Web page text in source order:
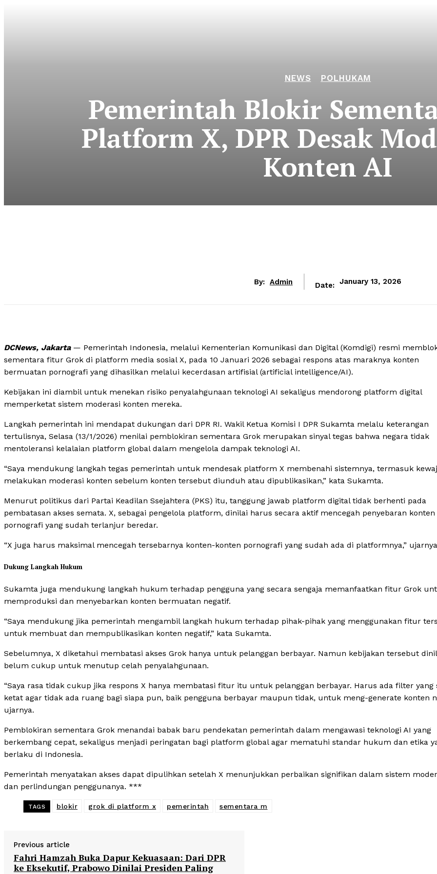
NEWS POLHUKAM
Pemerintah Blokir
Platform X, DPR Desak
Konten AI
By: Admin Date: January 13, 2026
DCNews, Jakarta— Pemerintah Indonesia, melalui Kementerian Komunikasi dan Digital (Komdigi) resmi
sementara fitur Grok di platform media sosial X, pada 10 Januari 2026 sebagai respons atas maraknya konten
bermuatan pornografi yang dihasilkan melalui kecerdasan artifisial (artificial intelligence/AI).
Kebijakan ini diambil untuk menekan risiko penyalahgunaan teknologi AI sekaligus mendorong platform digital
memperketat sistem moderasi konten mereka.
Langkah pemerintah ini mendapat dukungan dari DPR RI. Wakil Ketua Komisi I DPR Sukamta melalu keterangan
tertulisnya, Selasa (13/1/2026) menilai pemblokiran sementara Grok merupakan sinyal tegas bahwa negara tidak
mentoleransi kelalaian platform global dalam mengelola dampak teknologi AI.
“Saya mendukung langkah tegas pemerintah untuk mendesak platform X membenahi sistemnya, termasuk
melakukan moderasi konten sebelum konten tersebut diunduh atau dipublikasikan,” kata Sukamta.
Menurut politikus dari Partai Keadilan Ssejahtera (PKS) itu, tanggung jawab platform digital tidak berhenti pada
pembatasan akses semata. X, sebagai pengelola platform, dinilai harus secara aktif mencegah penyebaran konten
pornografi yang sudah terlanjur beredar.
“X juga harus maksimal mencegah tersebarnya konten-konten pornografi yang sudah ada di platformnya,”
Dukung Langkah Hukum
Sukamta juga mendukung langkah hukum terhadap pengguna yang secara sengaja memanfaatkan fitur Grok
memproduksi dan menyebarkan konten bermuatan negatif.
“Saya mendukung jika pemerintah mengambil langkah hukum terhadap pihak-pihak yang menggunakan fitur
untuk membuat dan mempublikasikan konten negatif,” kata Sukamta.
Sebelumnya, X diketahui membatasi akses Grok hanya untuk pelanggan berbayar. Namun kebijakan tersebut
belum cukup untuk menutup celah penyalahgunaan.
“Saya rasa tidak cukup jika respons X hanya membatasi fitur itu untuk pelanggan berbayar. Harus ada filter yang
ketat agar tidak ada ruang bagi siapa pun, baik pengguna berbayar maupun tidak, untuk meng-generate konten
ujarnya.
Pemblokiran sementara Grok menandai babak baru pendekatan pemerintah dalam mengawasi teknologi AI yang
berkembang cepat, sekaligus menjadi peringatan bagi platform global agar mematuhi standar hukum dan etika
berlaku di Indonesia.
Pemerintah menyatakan akses dapat dipulihkan setelah X menunjukkan perbaikan signifikan dalam sistem
dan perlindungan penggunanya. ***
TAGS blokir grok di platform x pemerintah sementara m
Previous article
Fahri Hamzah Buka Dapur Kekuasaan: Dari DPR
ke Eksekutif, Prabowo Dinilai Presiden Paling